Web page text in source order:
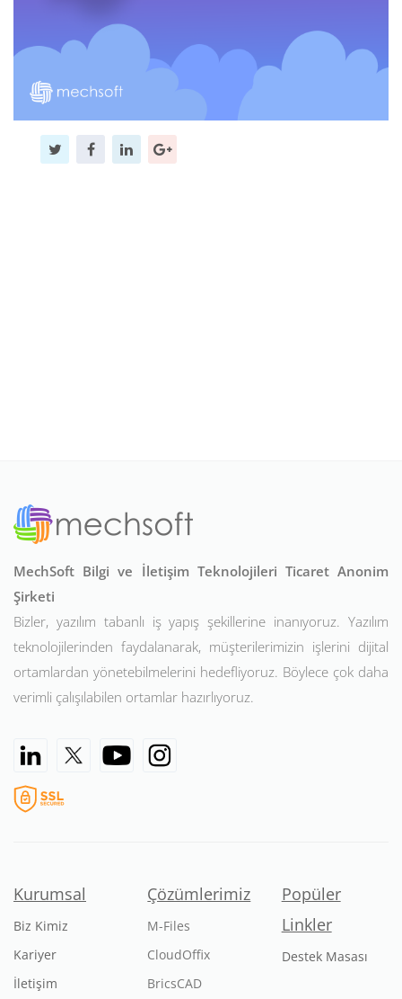
MechSoft Bilgi ve İletişim Teknolojileri Ticaret Anonim
Şirketi
Bizler, yazılım tabanlı iş yapış şekillerine inanıyoruz. Yazılım
teknolojilerinden faydalanarak, müşterilerimizin işlerini dijital
ortamlardan yönetebilmelerini hedefliyoruz. Böylece çok daha
verimli çalışılabilen ortamlar hazırlıyoruz.
Kurumsal
Biz Kimiz
Kariyer
İletişim
Çözümlerimiz
M-Files
CloudOffix
BricsCAD
Popüler
Linkler
Destek Masası